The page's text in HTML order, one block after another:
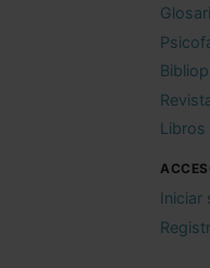
Libros
Iniciar